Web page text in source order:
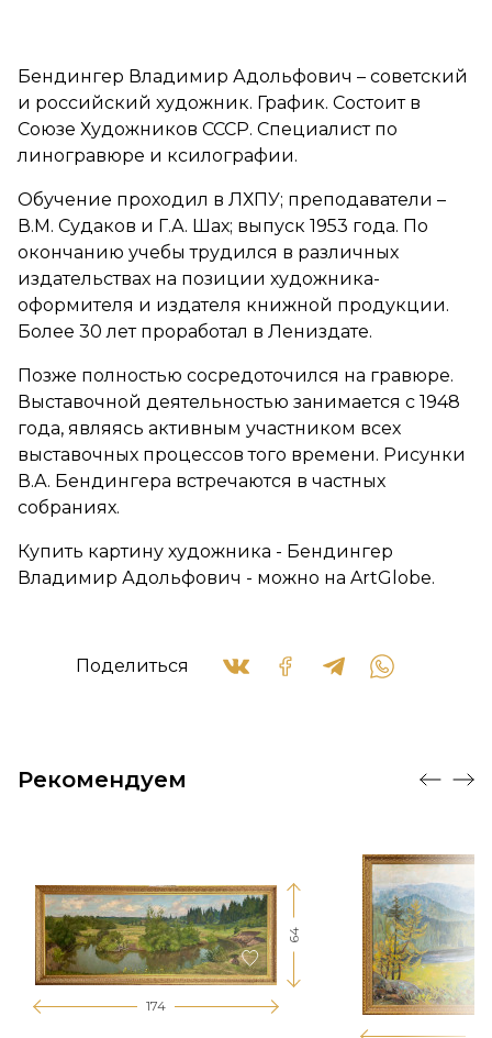
Бендингер Владимир Адольфович – советский
и российский художник. График. Состоит в
Союзе Художников СССР. Специалист по
линогравюре и ксилографии.
Обучение проходил в ЛХПУ; преподаватели –
В.М. Судаков и Г.А. Шах; выпуск 1953 года. По
окончанию учебы трудился в различных
издательствах на позиции художника-
оформителя и издателя книжной продукции.
Более 30 лет проработал в Лениздате.
Позже полностью сосредоточился на гравюре.
Выставочной деятельностью занимается с 1948
года, являясь активным участником всех
выставочных процессов того времени. Рисунки
В.А. Бендингера встречаются в частных
собраниях.
Купить картину художника - Бендингер
Владимир Адольфович - можно на ArtGlobe.
Поделиться
Рекомендуем
174
64